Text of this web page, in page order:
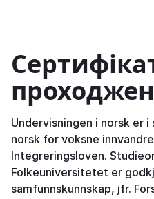
Undervisningen i norsk er
norsk for voksne
Integreringsloven.
Folkeuniversitetet er
samfunnskunnskap, jfr.